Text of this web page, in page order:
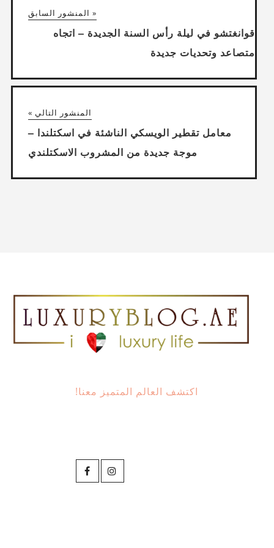
« المنشور السابق
قوانغتشو في ليلة رأس السنة الجديدة – اتجاه
متصاعد وتحديات جديدة
المنشور التالي »
معامل تقطير الويسكي الناشئة في اسكتلندا –
موجة جديدة من المشروب الاسكتلندي
اكتشف العالم المتميز معنا!